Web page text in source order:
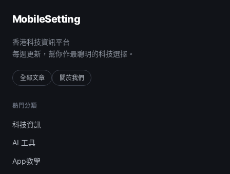
MobileSetting
香港科技資訊平台
每週更新，幫你作最聰明的科技選擇。
全部文章 關於我們
熱門分類
科技資訊
AI 工具
App教學